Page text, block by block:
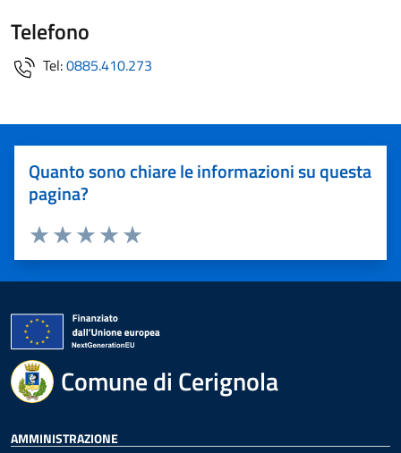
Telefono
Tel:0885.410.273
Quanto sono chiare le informazioni su questa
pagina?
Valuta 5 stelle su 5
Valuta 4 stelle su 5
Valuta 3 stelle su 5
Valuta 2 stelle su 5
Valuta 1 stelle su 5
Comune di Cerignola
AMMINISTRAZIONE